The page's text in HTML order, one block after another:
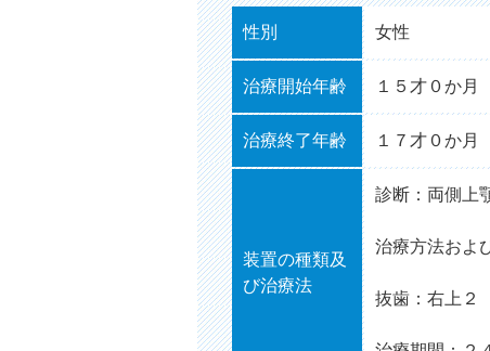
性別 女性
治療開始年齢 １５才０か月
治療終了年齢 １７才０か月
装置の種類及
び治療法
診断：両側上
治療方法およ
抜歯：右上２